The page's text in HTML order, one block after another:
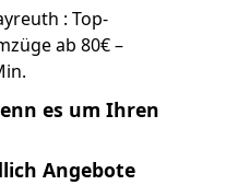
: Top-
ab 80€ –
es um Ihren
Angebote